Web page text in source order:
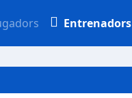
Entrenadors